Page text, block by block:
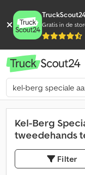
Gratis in de
Kel-Berg
tweedehands
Filter